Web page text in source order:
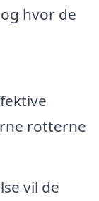
hvor de
rotterne
vil de